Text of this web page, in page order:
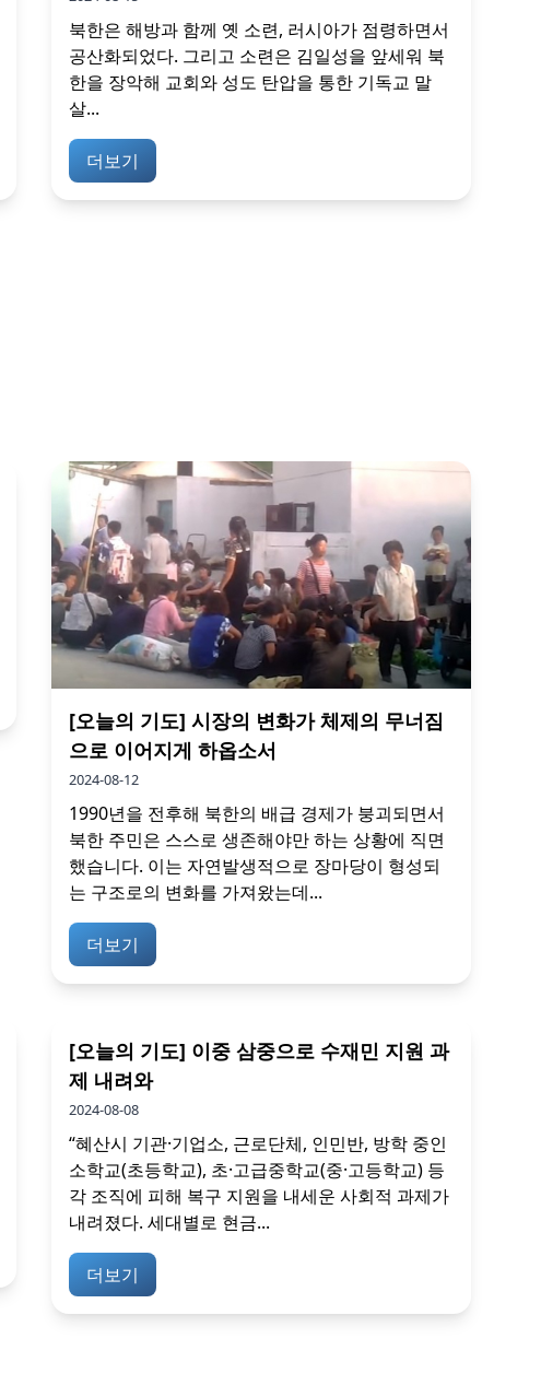
북한은 해방과 함께 옛 소련, 러시아가 점령하면서
공산화되었다. 그리고 소련은 김일성을 앞세워 북
한을 장악해 교회와 성도 탄압을 통한 기독교 말
살...
더보기
[오늘의 기도] 시장의 변화가 체제의 무너짐
으로 이어지게 하옵소서
2024-08-12
1990년을 전후해 북한의 배급 경제가 붕괴되면서
북한 주민은 스스로 생존해야만 하는 상황에 직면
했습니다. 이는 자연발생적으로 장마당이 형성되
는 구조로의 변화를 가져왔는데...
더보기
[오늘의 기도] 이중 삼중으로 수재민 지원 과
제 내려와
2024-08-08
“혜산시 기관·기업소, 근로단체, 인민반, 방학 중인
소학교(초등학교), 초·고급중학교(중·고등학교) 등
각 조직에 피해 복구 지원을 내세운 사회적 과제가
내려졌다. 세대별로 현금...
더보기